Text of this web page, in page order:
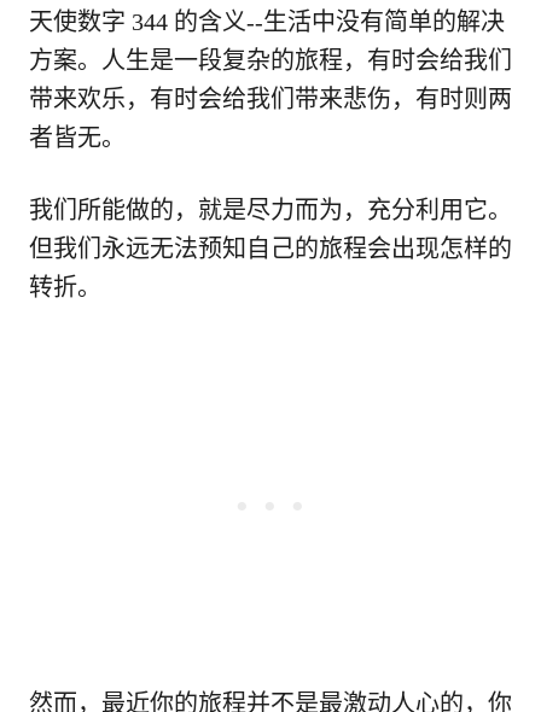
天使数字 344 的含义--生活中没有简单的解决
方案。人生是一段复杂的旅程，有时会给我们
带来欢乐，有时会给我们带来悲伤，有时则两
者皆无。
我们所能做的，就是尽力而为，充分利用它。
但我们永远无法预知自己的旅程会出现怎样的
转折。
然而，最近你的旅程并不是最激动人心的，你